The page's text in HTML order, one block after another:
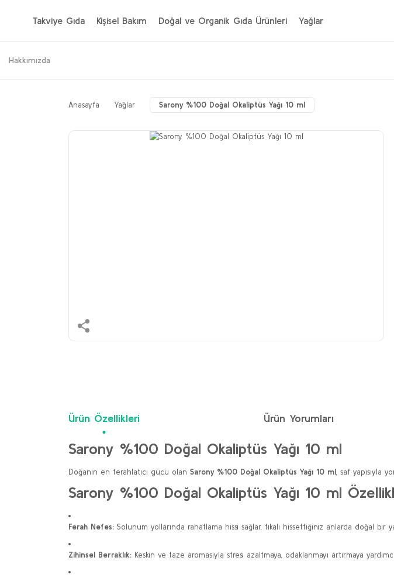
Takviye Gıda Kişisel Bakım Doğal ve Organik Gıda Ürünleri Yağlar
Hakkımızda
Anasayfa Yağlar Sarony %100 Doğal Okaliptüs Yağı 10 ml
Ürün Özellikleri Ürün Yorumları
Sarony %100 Doğal Okaliptüs Yağı 10 ml
Doğanın en ferahlatıcı gücü olan Sarony %100 Doğal Okaliptüs Yağı 10 ml , saf yapısıyla
Sarony %100 Doğal Okaliptüs Yağı 10 ml
Ferah Nefes: Solunum yollarında rahatlama hissi sağlar, tıkalı hissettiğiniz anlarda doğal bir
Zihinsel Berraklık: Keskin ve taze aromasıyla stresi azaltmaya, odaklanmayı artırmaya